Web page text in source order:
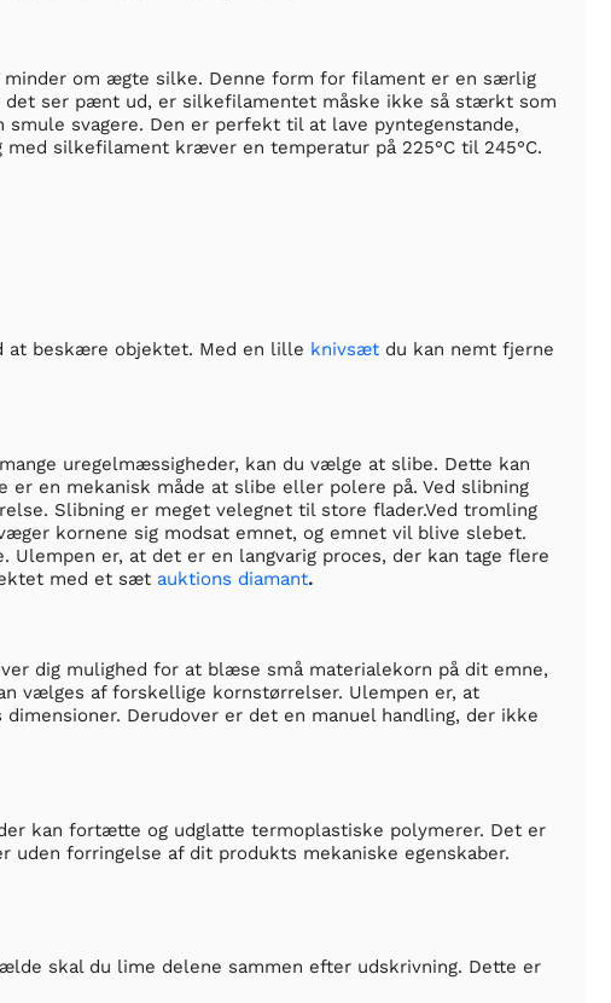
om ægte silke. Denne form for filament er en særlig
ser pænt ud, er silkefilamentet måske ikke så stærkt som
svagere. Den er perfekt til at lave pyntegenstande,
silkefilament kræver en temperatur på 225°C til 245°C.
at beskære objektet. Med en lille knivsæt du kan nemt fjerne
uregelmæssigheder, kan du vælge at slibe. Dette kan
er en mekanisk måde at slibe eller polere på. Ved slibning
Slibning er meget velegnet til store flader.Ved tromling
kornene sig modsat emnet, og emnet vil blive slebet.
er, at det er en langvarig proces, der kan tage flere
med et sæt auktions diamant.
dig mulighed for at blæse små materialekorn på dit emne,
vælges af forskellige kornstørrelser. Ulempen er, at
Derudover er det en manuel handling, der ikke
kan fortætte og udglatte termoplastiske polymerer. Det er
forringelse af dit produkts mekaniske egenskaber.
skal du lime delene sammen efter udskrivning. Dette er